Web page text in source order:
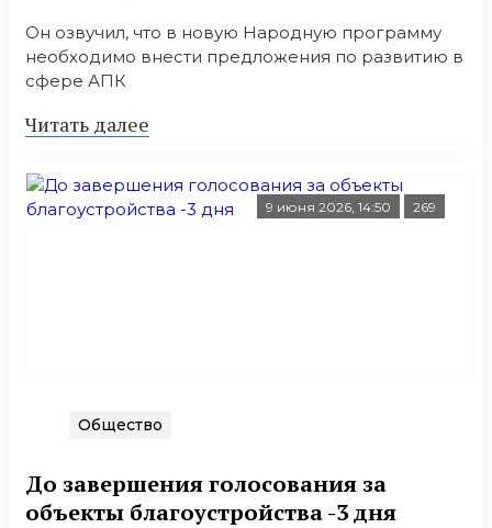
Он озвучил, что в новую Народную программу
необходимо внести предложения по развитию в
сфере АПК
Читать далее
9 июня 2026, 14:50 269
Общество
До завершения голосования за
объекты благоустройства -3 дня